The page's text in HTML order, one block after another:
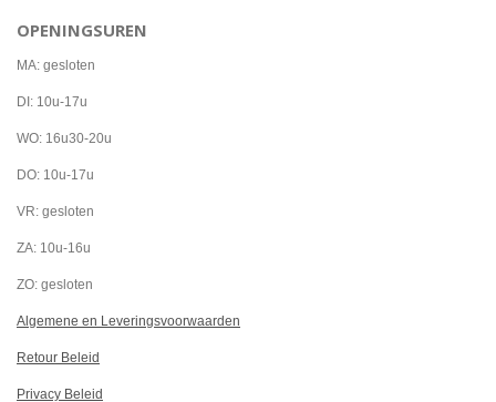
e
o
k
t
g
a
m
t
OPENINGSUREN
MA: gesloten
DI: 10u-17u
WO: 16u30-20u
DO: 10u-17u
VR: gesloten
ZA: 10u-16u
ZO: gesloten
Algemene en Leveringsvoorwaarden
Retour Beleid
Privacy Beleid